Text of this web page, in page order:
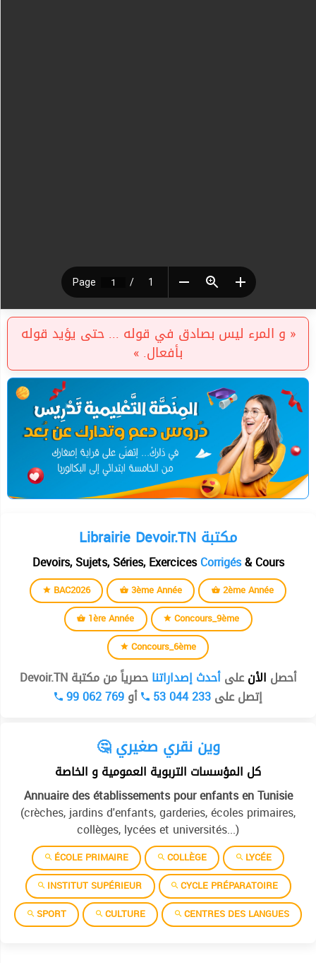
« و المرء ليس بصادق في قوله ... حتى يؤيد قوله
بأفعال. »
Librairie Devoir.TN مكتبة
Devoirs, Sujets, Séries, ExercicesCorrigés& Cours
BAC2026 3ème Année
2ème Année
1ère Année
Concours_9ème
Concours_6ème
أحصل الأنعلىأحدث إصداراتناحصرياً من مكتبة Devoir.TN
إتصل على53 044 233 أو99 062 769
🤔 وين نقري صغيري
كل المؤسسات التربوية العمومية و الخاصة
Annuaire des établissements pour enfants en Tunisie
(crèches, jardins d'enfants, garderies, écoles primaires,
collèges, lycées et universités...)
ÉCOLE PRIMAIRE COLLÈGE
LYCÉE
INSTITUT SUPÉRIEUR
CYCLE PRÉPARATOIRE
SPORT
CULTURE CENTRES DES LANGUES